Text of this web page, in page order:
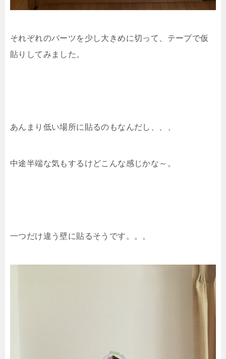
それぞれのパーツを少し大きめに切って、テープで仮
貼りしてみました。
あんまり低い場所に貼るのもなんだし、、、
中途半端な気もするけどこんな感じかな～。
一つだけ違う壁に貼るそうです。。。